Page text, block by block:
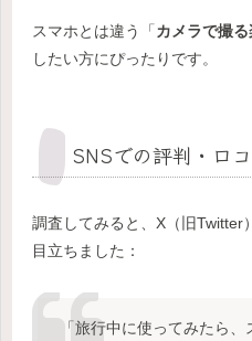
スマホとは違う「カメラで撮る
したい方にぴったりです。
SNSでの評判・口
調査してみると、X（旧Twitter
目立ちました：
「旅行中に使ってみたら